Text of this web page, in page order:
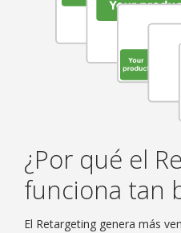
¿Por qué el
funciona tan
El Retargeting genera más